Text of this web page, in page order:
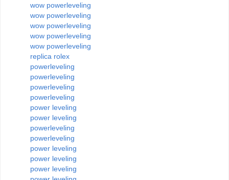
wow powerleveling
wow powerleveling
wow powerleveling
wow powerleveling
wow powerleveling
replica rolex
powerleveling
powerleveling
powerleveling
powerleveling
power leveling
power leveling
powerleveling
powerleveling
power leveling
power leveling
power leveling